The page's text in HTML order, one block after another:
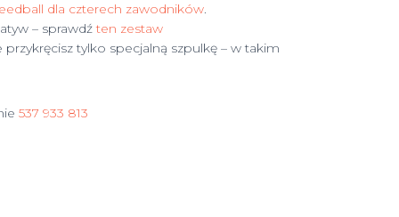
dla czterech zawodników.
– sprawdźten zestaw
tylko specjalną szpulkę – w takim
537 933 813